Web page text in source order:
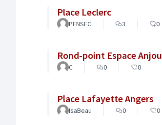
Place Leclerc
PENSEC 3 0
Rond-point Espace Anjou
C 0 0
Place Lafayette Angers
IsaBeau 0 0